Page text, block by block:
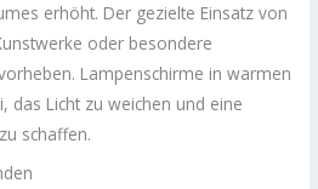
erhöht. Der gezielte Einsatz von
oder besondere
Lampenschirme in warmen
das Licht zu weichen und eine
schaffen.